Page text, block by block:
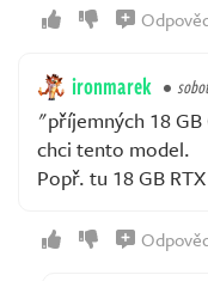
ironmarek
"příjemných 18
chci tento model.
Popř. tu 18 GB